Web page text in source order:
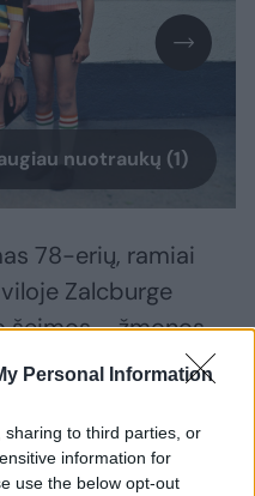
Personal Information
to third parties, or
information for
use the below opt-out
nuotraukų (1)
78-erių, ramiai
Zalcburge
šeimos – žmonos
paskutinį
bet jau